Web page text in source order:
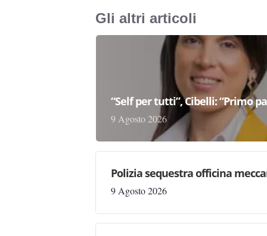
Gli altri articoli
“Self per tutti”, Cibelli: “Primo
9 Agosto 2026
Polizia sequestra officina
9 Agosto 2026